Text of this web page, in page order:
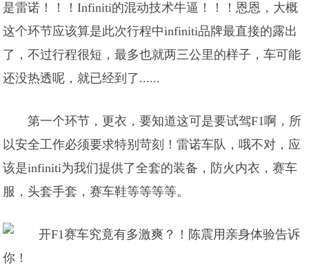
是雷诺！！！Infiniti的混动技术牛逼！！！恩恩，大概
这个环节应该算是此次行程中infiniti品牌最直接的露出
了，不过行程很短，最多也就两三公里的样子，车可能
还没热透呢，就已经到了......
第一个环节，更衣，要知道这可是要试驾F1啊，所
以安全工作必须要求特别苛刻！雷诺车队，哦不对，应
该是infiniti为我们提供了全套的装备，防火内衣，赛车
服，头套手套，赛车鞋等等等等。